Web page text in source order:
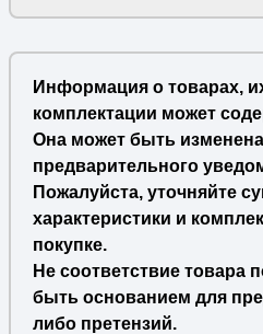
Информация о товарах,
комплектации может
Она может быть
предварительного
Пожалуйста, уточняйте
характеристики и
покупке.
Не соответствие товара
быть основанием для
либо претензий.